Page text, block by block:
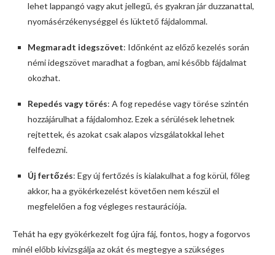
lehet lappangó vagy akut jellegű, és gyakran jár duzzanattal,
nyomásérzékenységgel és lüktető fájdalommal.
Megmaradt idegszövet: Időnként az előző kezelés során
némi idegszövet maradhat a fogban, ami később fájdalmat
okozhat.
Repedés vagy törés: A fog repedése vagy törése szintén
hozzájárulhat a fájdalomhoz. Ezek a sérülések lehetnek
rejtettek, és azokat csak alapos vizsgálatokkal lehet
felfedezni.
Új fertőzés: Egy új fertőzés is kialakulhat a fog körül, főleg
akkor, ha a gyökérkezelést követően nem készül el
megfelelően a fog végleges restaurációja.
Tehát ha egy gyökérkezelt fog újra fáj, fontos, hogy a fogorvos
minél előbb kivizsgálja az okát és megtegye a szükséges